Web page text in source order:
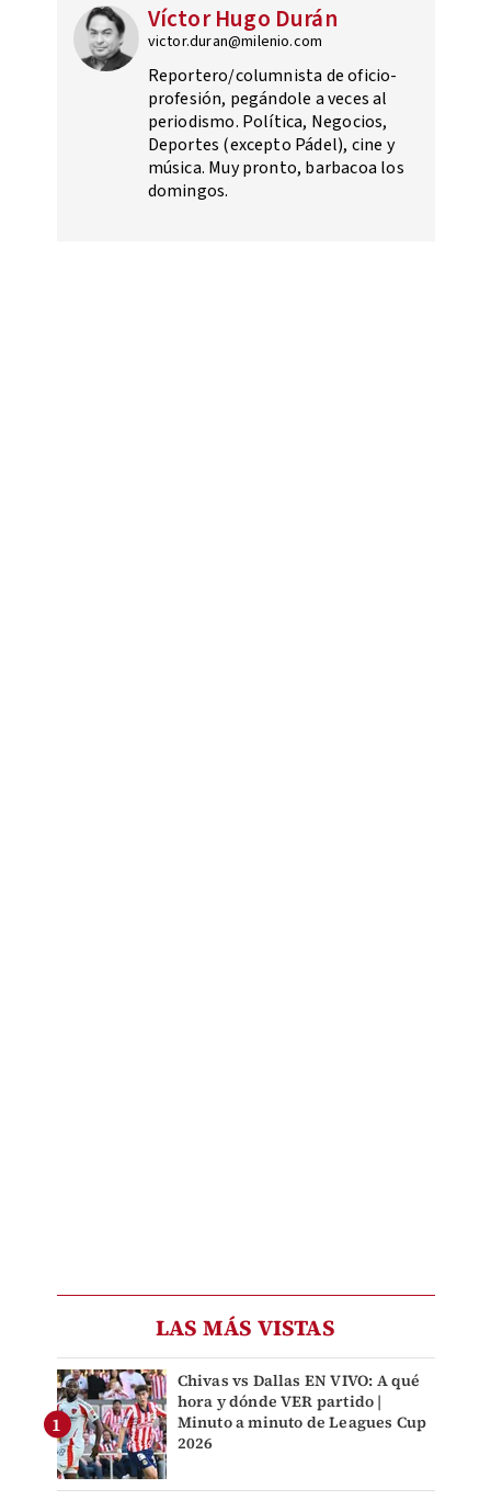
Víctor Hugo Durán
victor.duran@milenio.com
Reportero/columnista de oficio-
profesión, pegándole a veces al
periodismo. Política, Negocios,
Deportes (excepto Pádel), cine y
música. Muy pronto, barbacoa los
domingos.
LAS MÁS VISTAS
Chivas vs Dallas EN VIVO: A qué
hora y dónde VER partido |
Minuto a minuto de Leagues Cup
2026